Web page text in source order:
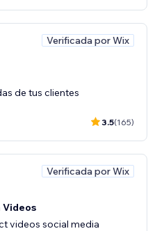
Verificada por Wix
de tus clientes
3.5(165)
Verificada por Wix
Videos
videos social media